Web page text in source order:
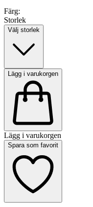
Färg:
Storlek
Välj storlek
Lägg i varukorgen
Lägg i varukorgen
Spara som favorit